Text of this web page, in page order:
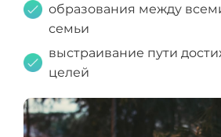
образования между
семьи
выстраивание пути
целей